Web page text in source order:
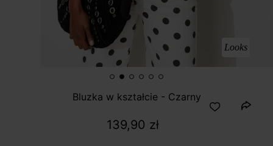
Looks
Bluzka w kształcie - Czarny
139,90 zł